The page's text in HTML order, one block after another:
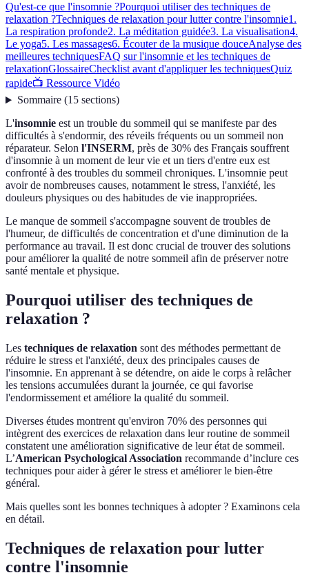
Qu'est-ce que l'insomnie ?Pourquoi utiliser des techniques de
relaxation ?Techniques de relaxation pour lutter contre l'insomnie1.
La respiration profonde2. La méditation guidée3. La visualisation4.
Le yoga5. Les massages6. Écouter de la musique douceAnalyse des
meilleures techniquesFAQ sur l'insomnie et les techniques de
relaxationGlossaireChecklist avant d'appliquer les techniquesQuiz
rapide📺 Ressource Vidéo
Sommaire(15 sections)
L'insomnie est un trouble du sommeil qui se manifeste par des
difficultés à s'endormir, des réveils fréquents ou un sommeil non
réparateur. Selon l'INSERM, près de 30% des Français souffrent
d'insomnie à un moment de leur vie et un tiers d'entre eux est
confronté à des troubles du sommeil chroniques. L'insomnie peut
avoir de nombreuses causes, notamment le stress, l'anxiété, les
douleurs physiques ou des habitudes de vie inappropriées.
Le manque de sommeil s'accompagne souvent de troubles de
l'humeur, de difficultés de concentration et d'une diminution de la
performance au travail. Il est donc crucial de trouver des solutions
pour améliorer la qualité de notre sommeil afin de préserver notre
santé mentale et physique.
Pourquoi utiliser des techniques de
relaxation ?
Les techniques de relaxation sont des méthodes permettant de
réduire le stress et l'anxiété, deux des principales causes de
l'insomnie. En apprenant à se détendre, on aide le corps à relâcher
les tensions accumulées durant la journée, ce qui favorise
l'endormissement et améliore la qualité du sommeil.
Diverses études montrent qu'environ 70% des personnes qui
intègrent des exercices de relaxation dans leur routine de sommeil
constatent une amélioration significative de leur état de sommeil.
L’American Psychological Association recommande d’inclure ces
techniques pour aider à gérer le stress et améliorer le bien-être
général.
Mais quelles sont les bonnes techniques à adopter ? Examinons cela
en détail.
Techniques de relaxation pour lutter
contre l'insomnie